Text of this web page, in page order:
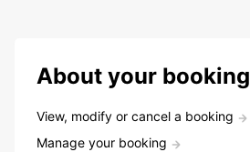
About your booking
View, modify or cancel a booking
Manage your booking